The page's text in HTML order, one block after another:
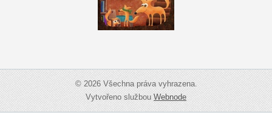
© 2026 Všechna práva vyhrazena.
Vytvořeno službouWebnode